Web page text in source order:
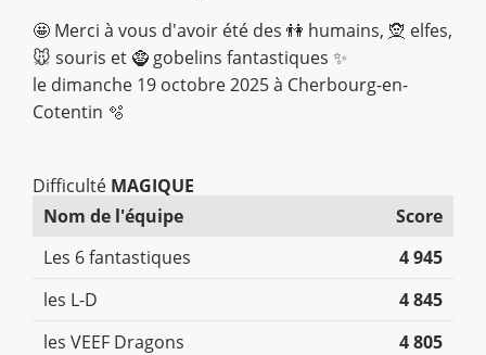
🤩 Merci à vous d'avoir été des 👫 humains, 🧝 elfes,
🐭 souris et 🧌 gobelins fantastiques ✨
le dimanche 19 octobre 2025 à Cherbourg-en-
Cotentin 🫧
Difficulté MAGIQUE
Nom de l'équipe
Score
Les 6 fantastiques
4 945
les L-D
4 845
les VEEF Dragons
4 805